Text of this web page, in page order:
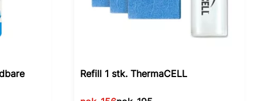
Refill 1 stk. ThermaCELL